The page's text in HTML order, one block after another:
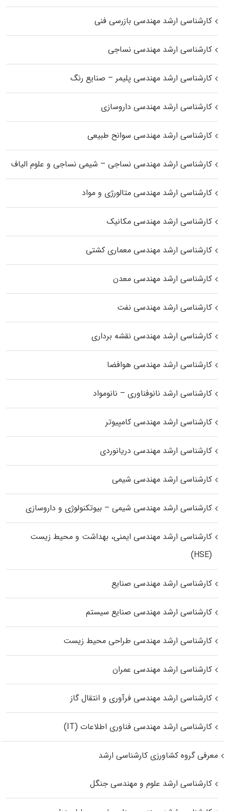
کارشناسی ارشد مهندسی بازرسی فنی
کارشناسی ارشد مهندسی نساجی
کارشناسی ارشد مهندسی پلیمر – صنایع رنگ
کارشناسی ارشد مهندسی داروسازی
کارشناسی ارشد مهندسی سوانح طبیعی
کارشناسی ارشد مهندسی نساجی – شیمی نساجی و علوم الیاف
کارشناسی ارشد مهندسی متالورژی و مواد
کارشناسی ارشد مهندسی مکانیک
کارشناسی ارشد مهندسی معماری کشتی
کارشناسی ارشد مهندسی معدن
کارشناسی ارشد مهندسی نفت
کارشناسی ارشد مهندسی نقشه برداری
کارشناسی ارشد مهندسی هوافضا
کارشناسی ارشد نانوفناوری – نانومواد
کارشناسی ارشد مهندسی کامپیوتر
کارشناسی ارشد مهندسی دریانوردی
کارشناسی ارشد مهندسی شیمی
کارشناسی ارشد مهندسی شیمی – بیوتکنولوژی و داروسازی
کارشناسی ارشد مهندسی ایمنی، بهداشت و محیط زیست
(HSE)
کارشناسی ارشد مهندسی صنایع
کارشناسی ارشد مهندسی صنایع سیستم
کارشناسی ارشد مهندسی طراحی محیط زیست
کارشناسی ارشد مهندسی عمران
کارشناسی ارشد مهندسی فرآوری و انتقال گاز
کارشناسی ارشد مهندسی فناوری اطلاعات (IT)
معرفی گروه کشاورزی کارشناسی ارشد
کارشناسی ارشد علوم و مهندسی جنگل